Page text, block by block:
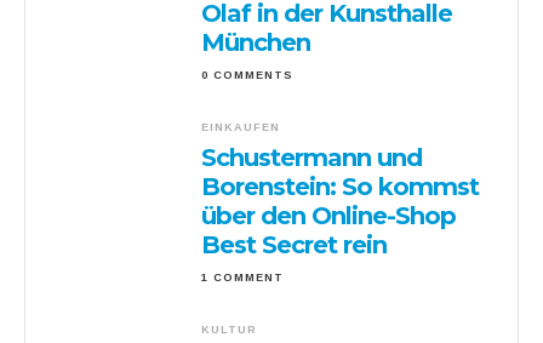
Olaf in der Kunsthalle
München
0 COMMENTS
EINKAUFEN
Schustermann und
Borenstein: So kommst
über den Online-Shop
Best Secret rein
1 COMMENT
KULTUR